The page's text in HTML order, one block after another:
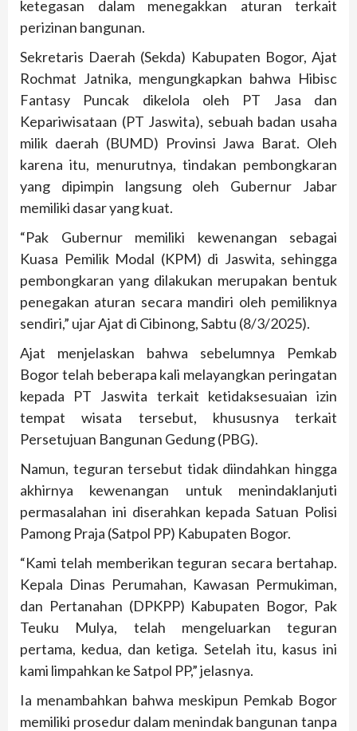
ketegasan dalam menegakkan aturan terkait
perizinan bangunan.
Sekretaris Daerah (Sekda) Kabupaten Bogor, Ajat
Rochmat Jatnika, mengungkapkan bahwa Hibisc
Fantasy Puncak dikelola oleh PT Jasa dan
Kepariwisataan (PT Jaswita), sebuah badan usaha
milik daerah (BUMD) Provinsi Jawa Barat. Oleh
karena itu, menurutnya, tindakan pembongkaran
yang dipimpin langsung oleh Gubernur Jabar
memiliki dasar yang kuat.
“Pak Gubernur memiliki kewenangan sebagai
Kuasa Pemilik Modal (KPM) di Jaswita, sehingga
pembongkaran yang dilakukan merupakan bentuk
penegakan aturan secara mandiri oleh pemiliknya
sendiri,” ujar Ajat di Cibinong, Sabtu (8/3/2025).
Ajat menjelaskan bahwa sebelumnya Pemkab
Bogor telah beberapa kali melayangkan peringatan
kepada PT Jaswita terkait ketidaksesuaian izin
tempat wisata tersebut, khususnya terkait
Persetujuan Bangunan Gedung (PBG).
Namun, teguran tersebut tidak diindahkan hingga
akhirnya kewenangan untuk menindaklanjuti
permasalahan ini diserahkan kepada Satuan Polisi
Pamong Praja (Satpol PP) Kabupaten Bogor.
“Kami telah memberikan teguran secara bertahap.
Kepala Dinas Perumahan, Kawasan Permukiman,
dan Pertanahan (DPKPP) Kabupaten Bogor, Pak
Teuku Mulya, telah mengeluarkan teguran
pertama, kedua, dan ketiga. Setelah itu, kasus ini
kami limpahkan ke Satpol PP,” jelasnya.
Ia menambahkan bahwa meskipun Pemkab Bogor
memiliki prosedur dalam menindak bangunan tanpa